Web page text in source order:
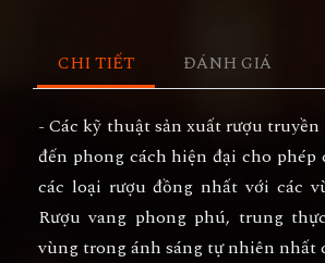
CHI TIẾT ĐÁNH GIÁ
- Các kỹ thuật sản xuất rượu
đến phong cách hiện đại cho
các loại rượu đồng nhất với các
Rượu vang phong phú, trung
vùng trong ánh sáng tự nhiên nhất